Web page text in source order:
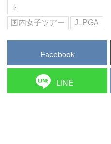
ト
国内女子ツアー
JLPGA
Facebook
LINE